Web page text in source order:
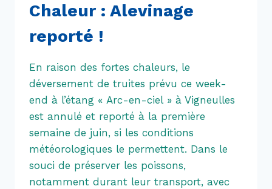
Chaleur : Alevinage
reporté !
En raison des fortes chaleurs, le
déversement de truites prévu ce week-
end à l’étang « Arc-en-ciel » à Vigneulles
est annulé et reporté à la première
semaine de juin, si les conditions
météorologiques le permettent. Dans le
souci de préserver les poissons,
notamment durant leur transport, avec